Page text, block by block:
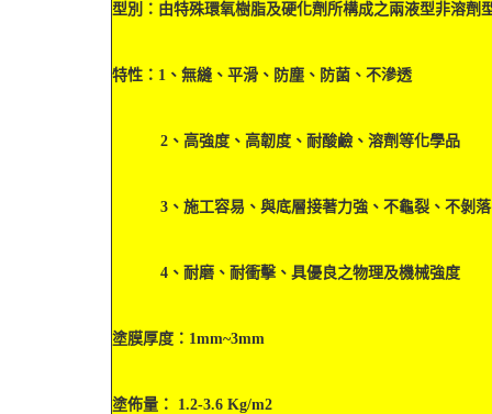
型別：由特殊環氧樹脂及硬化劑所構成之兩液型非溶劑
特性： 1、無縫、平滑、防塵、防菌、不滲透
2、高強度、高韌度、耐酸鹼、溶劑等化學品
3、施工容易、與底層接著力強、不龜裂、不剝落
4、耐磨、耐衝擊、具優良之物理及機械強度
塗膜厚度：1mm~3mm
塗佈量： 1.2-3.6 Kg/m2